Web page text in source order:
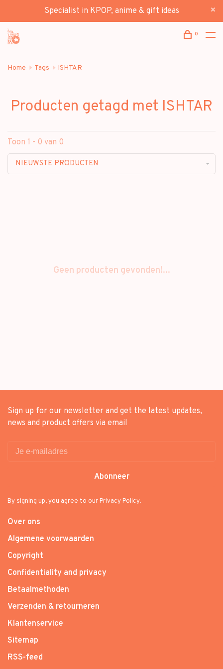
Specialist in KPOP, anime & gift ideas
0
Home Tags ISHTAR
Producten getagd met ISHTAR
Toon 1 - 0 van 0
NIEUWSTE PRODUCTEN
Geen producten gevonden!...
Sign up for our newsletter and get the latest updates,
news and product offers via email
Abonneer
By signing up, you agree to our Privacy Policy.
Over ons
Algemene voorwaarden
Copyright
Confidentiality and privacy
Betaalmethoden
Verzenden & retourneren
Klantenservice
Sitemap
RSS-feed